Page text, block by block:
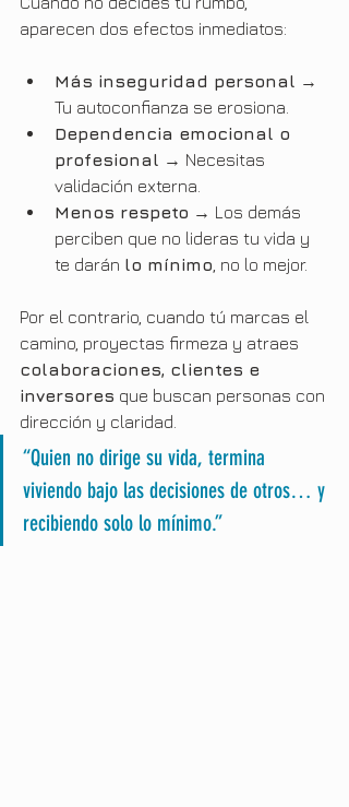
aparecen dos efectos inmediatos:
Más inseguridad personal →
Tu autoconfianza se erosiona.
Dependencia emocional o
profesional → Necesitas
validación externa.
Menos respeto → Los demás
perciben que no lideras tu vida y
te darán lo mínimo , no lo mejor.
Por el contrario, cuando tú marcas el
camino, proyectas firmeza y atraes
colaboraciones, clientes e
inversores que buscan personas con
dirección y claridad.
“Quien no dirige su vida, termina
viviendo bajo las decisiones de otros… y
recibiendo solo lo mínimo.”